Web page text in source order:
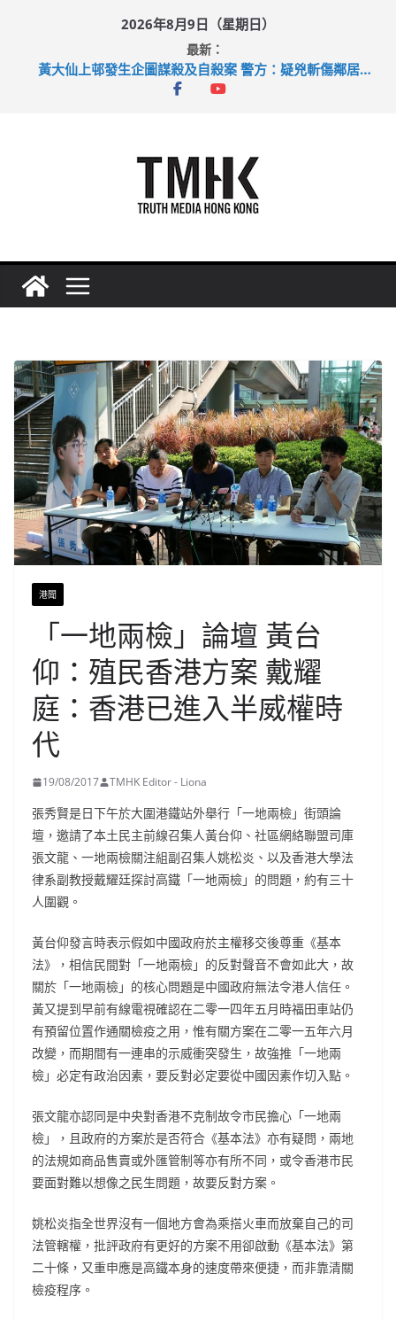
content
2026年8月9日（星期日）
最新：
黃大仙上邨發生企圖謀殺及自殺案 警方：疑兇斬傷鄰居後墮亡
拜仁熱身賽挫維拉 啟德主場館奪錦標
港聞
「一地兩檢」論壇 黃台
仰：殖民香港方案 戴耀
庭：香港已進入半威權時
代
19/08/2017 TMHK Editor - Liona
張秀賢是日下午於大圍港鐵站外舉行「一地兩檢」街頭論
壇，邀請了本土民主前線召集人黃台仰、社區網絡聯盟司庫
張文龍、一地兩檢關注組副召集人姚松炎、以及香港大學法
律系副教授戴耀廷探討高鐵「一地兩檢」的問題，約有三十
人圍觀。
黃台仰發言時表示假如中國政府於主權移交後尊重《基本
法》，相信民間對「一地兩檢」的反對聲音不會如此大，故
關於「一地兩檢」的核心問題是中國政府無法令港人信任。
黃又提到早前有線電視確認在二零一四年五月時福田車站仍
有預留位置作通關檢疫之用，惟有關方案在二零一五年六月
改變，而期間有一連串的示威衝突發生，故強推「一地兩
檢」必定有政治因素，要反對必定要從中國因素作切入點。
張文龍亦認同是中央對香港不克制故令市民擔心「一地兩
檢」，且政府的方案於是否符合《基本法》亦有疑問，兩地
的法規如商品售賣或外匯管制等亦有所不同，或令香港市民
要面對難以想像之民生問題，故要反對方案。
姚松炎指全世界沒有一個地方會為乘搭火車而放棄自己的司
法管轄權，批評政府有更好的方案不用卻啟動《基本法》第
二十條，又重申應是高鐵本身的速度帶來便捷，而非靠清關
檢疫程序。